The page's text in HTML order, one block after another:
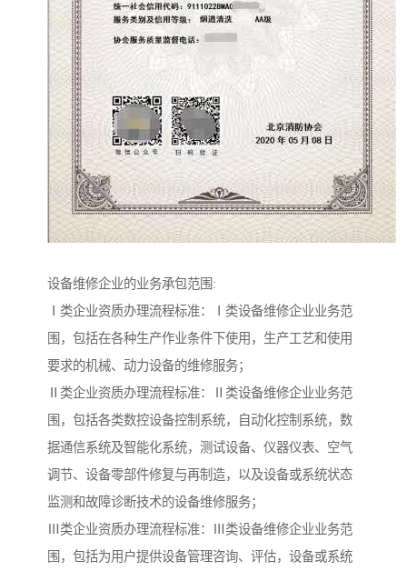
设备维修企业的业务承包范围:
Ⅰ类企业资质办理流程标准：Ⅰ类设备维修企业业务范
围，包括在各种生产作业条件下使用，生产工艺和使用
要求的机械、动力设备的维修服务；
Ⅱ类企业资质办理流程标准：Ⅱ类设备维修企业业务范
围，包括各类数控设备控制系统，自动化控制系统，数
据通信系统及智能化系统，测试设备、仪器仪表、空气
调节、设备零部件修复与再制造，以及设备或系统状态
监测和故障诊断技术的设备维修服务；
Ⅲ类企业资质办理流程标准：Ⅲ类设备维修企业业务范
围，包括为用户提供设备管理咨询、评估，设备或系统